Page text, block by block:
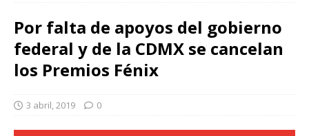
Por falta de apoyos del gobierno
federal y de la CDMX se cancelan
los Premios Fénix
3 abril, 2019 0